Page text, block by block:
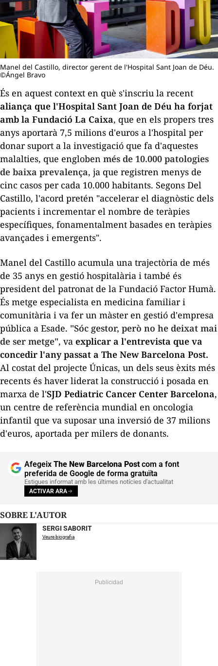
Manel del Castillo, director gerent de l'Hospital Sant Joan de Déu.
©Ángel Bravo
És en aquest context en què s'inscriu la recent
aliança que l'Hospital Sant Joan de Déu ha forjat
amb la Fundació La Caixa, que en els propers tres
anys aportarà 7,5 milions d'euros a l'hospital per
donar suport a la investigació que fa d'aquestes
malalties, que engloben més de 10.000 patologies
de baixa prevalença, ja que registren menys de
cinc casos per cada 10.000 habitants. Segons Del
Castillo, l'acord pretén "accelerar el diagnòstic dels
pacients i incrementar el nombre de teràpies
específiques, fonamentalment basades en teràpies
avançades i emergents".
Manel del Castillo acumula una trajectòria de més
de 35 anys en gestió hospitalària i també és
president del patronat de la Fundació Factor Humà.
És metge especialista en medicina familiar i
comunitària i va fer un màster en gestió d'empresa
pública a Esade. "Sóc gestor, però no he deixat mai
de ser metge", va explicar a l'entrevista que va
concedir l'any passat a The NewBarcelona Post.
Al costat del projecte Únicas, un dels seus èxits més
recents és haver liderat la construcció i posada en
marxa de l'SJD Pediatric Cancer Center Barcelona,
un centre de referència mundial en oncologia
infantil que va suposar una inversió de 37 milions
d'euros, aportada per milers de donants.
Afegeix The New Barcelona Postcom a font
preferida de Google de forma gratuïta
Estigues informat amb les últimes notícies d'actualitat
ACTIVAR ARA
SOBRE L'AUTOR
SERGI SABORIT
Veure biografia